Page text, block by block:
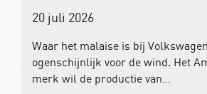
20 juli 2026
Waar het malaise is bij
ogenschijnlijk voor de wind. Het
merk wil de productie van…